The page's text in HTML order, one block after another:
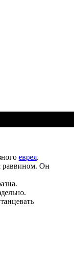
еврея.
раввином. Он